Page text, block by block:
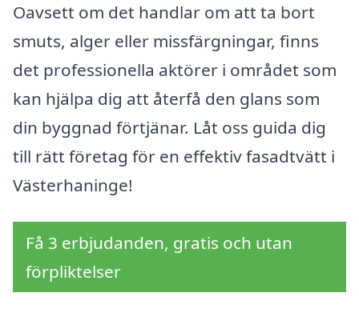
Oavsett om det handlar om att ta bort
smuts, alger eller missfärgningar, finns
det professionella aktörer i området som
kan hjälpa dig att återfå den glans som
din byggnad förtjänar. Låt oss guida dig
till rätt företag för en effektiv fasadtvätt i
Västerhaninge!
Få 3 erbjudanden, gratis och utan
förpliktelser